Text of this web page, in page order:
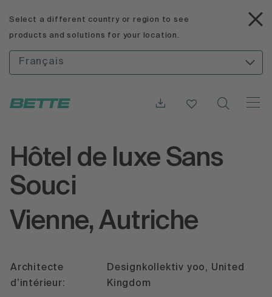
Select a different country or region to see
products and solutions for your location.
Français
Hôtel de luxe Sans
Souci
Vienne, Autriche
Architecte
d’intérieur:
Designkollektiv yoo, United
Kingdom